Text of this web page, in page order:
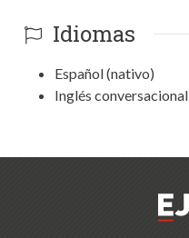
Idiomas
Español (nativo)
Inglés conversacional